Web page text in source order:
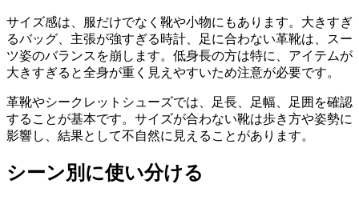
サイズ感は、服だけでなく靴や小物にもあります。大きすぎ
るバッグ、主張が強すぎる時計、足に合わない革靴は、スー
ツ姿のバランスを崩します。低身長の方は特に、アイテムが
大きすぎると全身が重く見えやすいため注意が必要です。
革靴やシークレットシューズでは、足長、足幅、足囲を確認
することが基本です。サイズが合わない靴は歩き方や姿勢に
影響し、結果として不自然に見えることがあります。
シーン別に使い分ける